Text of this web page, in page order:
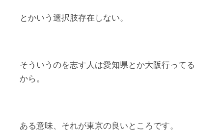
とかいう選択肢存在しない。
そういうのを志す人は愛知県とか大阪行ってる
から。
ある意味、それが東京の良いところです。